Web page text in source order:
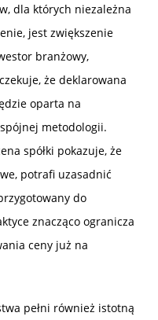
dla których niezależna
jest zwiększenie
branżowy,
że deklarowana
oparta na
metodologii.
spółki pokazuje, że
potrafi uzasadnić
do
znacząco ogranicza
ceny już na
pełni również istotną